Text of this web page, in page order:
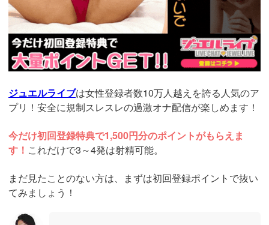
ジュエルライブは女性登録者数10万人越えを誇る人気のア
プリ！安全に規制スレスレの過激オナ配信が楽しめます！
今だけ初回登録特典で1,500円分のポイントがもらえま
す！ これだけで3～4発は射精可能。
まだ見たことのない方は、まずは初回登録ポイントで抜い
てみましょう！